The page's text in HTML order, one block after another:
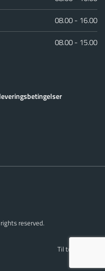
08.00 - 16.00
08.00 - 15.00
reserved.
Til top